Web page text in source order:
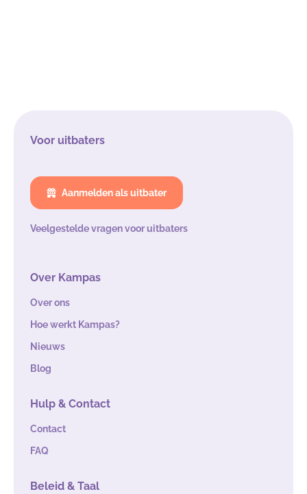
Voor uitbaters
Aanmelden als uitbater
Veelgestelde vragen voor uitbaters
Over Kampas
Over ons
Hoe werkt Kampas?
Nieuws
Blog
Hulp & Contact
Contact
FAQ
Beleid & Taal